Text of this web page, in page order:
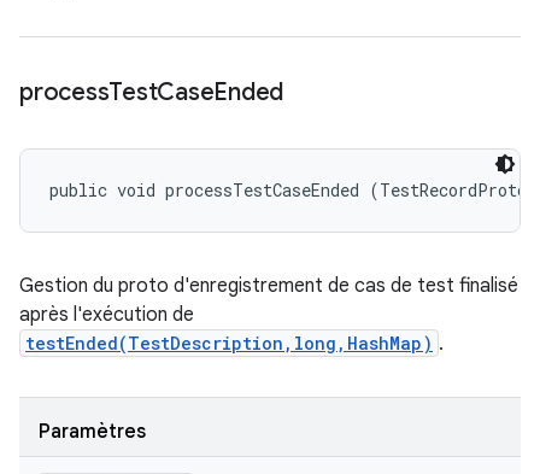
processTestCaseEnded
public void processTestCaseEnded
Gestion du proto d'enregistrement de cas de test finalisé
après l'exécution de
testEnded(TestDescription,long,HashMap) .
Paramètres